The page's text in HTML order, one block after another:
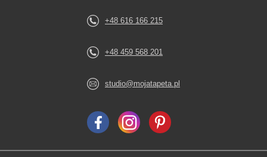
+48 616 166 215
+48 459 568 201
studio@mojatapeta.pl